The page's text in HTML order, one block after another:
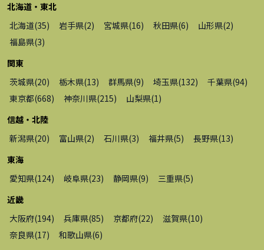
北海道・東北
北海道(35) 岩手県(2) 宮城県(16) 秋田県(6) 山形県(2)
福島県(3)
関東
茨城県(20) 栃木県(13) 群馬県(9) 埼玉県(132) 千葉県(94)
東京都(668) 神奈川県(215) 山梨県(1)
信越・北陸
新潟県(20) 富山県(2) 石川県(3) 福井県(5) 長野県(13)
東海
愛知県(124) 岐阜県(23) 静岡県(9) 三重県(5)
近畿
大阪府(194) 兵庫県(85) 京都府(22) 滋賀県(10)
奈良県(17) 和歌山県(6)